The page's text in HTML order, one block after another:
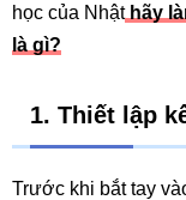
học của Nhậthãy
là gì?
1. Thiết lập
Trước khi bắt tay